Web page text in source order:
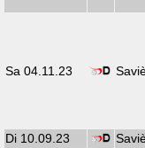
Sa 04.11.23
Di 10.09.23